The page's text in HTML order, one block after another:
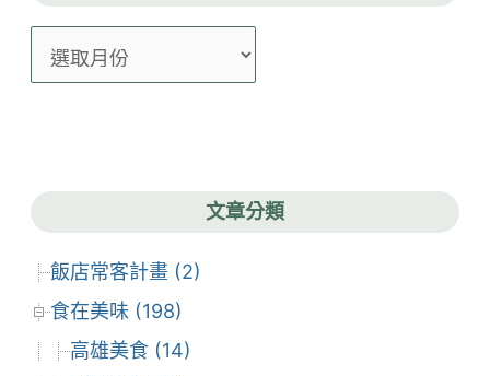
章
文章分類
飯店常客計畫 (2)
食在美味 (198)
高雄美食 (14)